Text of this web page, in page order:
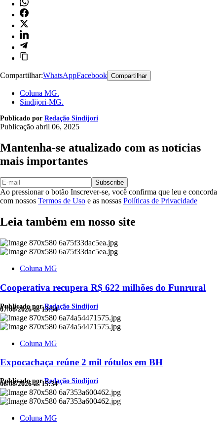
Compartilhar:WhatsAppFacebook Compartilhar
Coluna MG.
Sindijori-MG.
Publicado por Redação Sindijori
Publicação abril 06, 2025
Mantenha-se atualizado com as notícias
mais importantes
Subscribe
Ao pressionar o botão Inscrever-se, você confirma que leu e concorda
com nossos Termos de Uso e as nossas Políticas de Privacidade
Leia também em nosso site
Coluna MG
Cooperativa recupera R$ 622 milhões do Funrural
Publicado porRedação Sindijori
07/08/2026 às 13:54
Coluna MG
Expocachaça reúne 2 mil rótulos em BH
Publicado porRedação Sindijori
06/08/2026 às 15:34
Coluna MG